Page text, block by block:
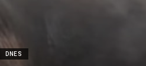
DNES